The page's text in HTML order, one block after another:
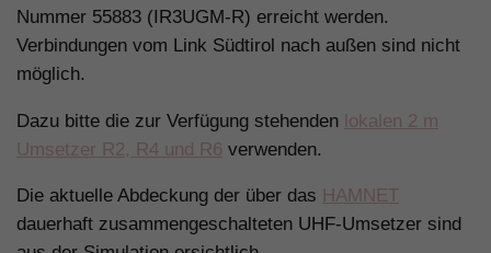
Nummer 55883 (IR3UGM-R) erreicht werden.
Verbindungen vom Link Südtirol nach außen sind nicht
möglich.
Dazu bitte die zur Verfügung stehenden lokalen 2 m
Umsetzer R2, R4 und R6 verwenden.
Die aktuelle Abdeckung der über das HAMNET
dauerhaft zusammengeschalteten UHF-Umsetzer sind